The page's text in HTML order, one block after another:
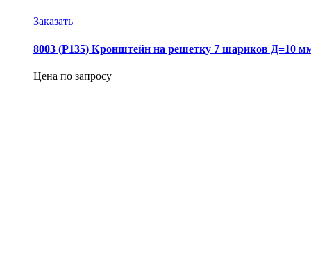
Заказать
8003 (Р135) Кронштейн на решетку 7 шариков Д=10
Цена по запросу